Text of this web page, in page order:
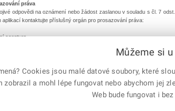
práva
odpovědi na oznámení nebo žádost zaslanou v souladu s čl. 7
aplikací kontaktujte příslušný orgán pro prosazování práva:
agentura
Můžeme si
Cookies jsou malé datové soubory, které
zobrazil a mohl lépe fungovat nebo abychom jej
Web bude fungovat i